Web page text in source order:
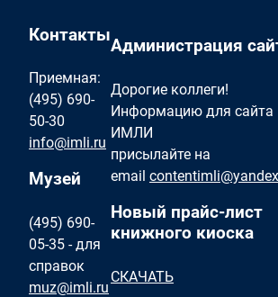
Контакты
Приемная:
(495) 690-
50-30
info@imli.ru
Музей
(495) 690-
05-35 - для
справок
muz@imli.ru
Администрация
Дорогие коллеги!
Информацию для сайта
ИМЛИ
присылайте на
email
Новый прайс-лист
книжного киоска
СКАЧАТЬ